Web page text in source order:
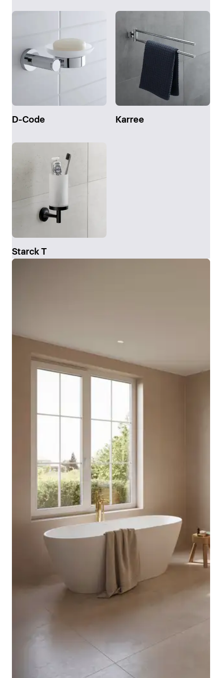
D-Code Karree
Starck T